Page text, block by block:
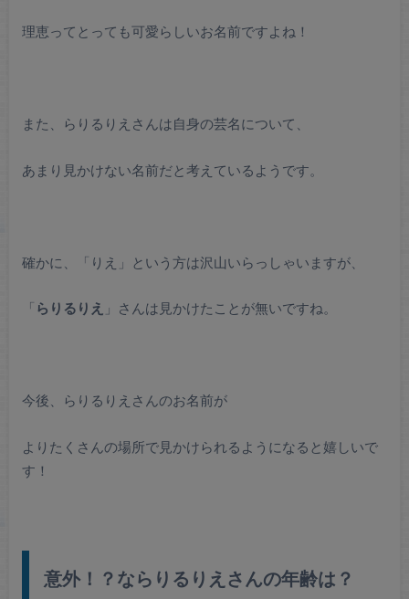
理恵ってとっても可愛らしいお名前ですよね！
また、らりるりえさんは自身の芸名について、
あまり見かけない名前だと考えているようです。
確かに、「りえ」という方は沢山いらっしゃいますが、
「 らりるりえ 」さんは見かけたことが無いですね。
今後、らりるりえさんのお名前が
よりたくさんの場所で見かけられるようになると嬉しいで
す！
意外！？ならりるりえさんの年齢は？